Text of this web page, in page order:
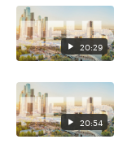
20:29
20:54